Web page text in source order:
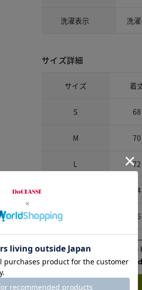
洗濯表示 洗
サイズ詳細
サイズ 着
S 68
M 70
L 72
74
76
Check the
Try this item on